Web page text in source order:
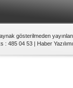
gösterilmeden
: 485 04 53 | Haber Yazılımı